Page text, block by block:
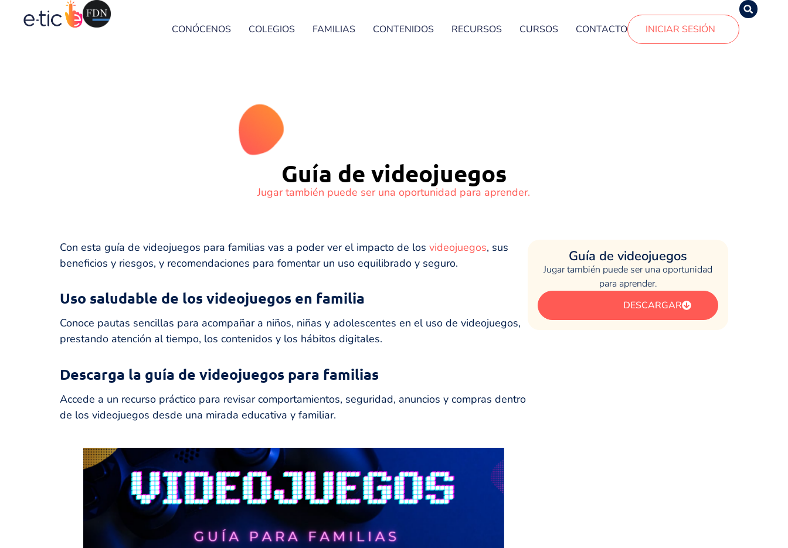
CONÓCENOS COLEGIOS FAMILIAS CONTENIDOS RECURSOS CURSOS CONTACTO INICIAR SESIÓN
Guía de videojuegos
Jugar también puede ser una oportunidad para aprender.
Con esta guía de videojuegos para familias vas a poder ver el impacto de los videojuegos, sus
beneficios y riesgos, y recomendaciones para fomentar un uso equilibrado y seguro.
Uso saludable de los videojuegos en familia
Conoce pautas sencillas para acompañar a niños, niñas y adolescentes en el uso de videojuegos,
prestando atención al tiempo, los contenidos y los hábitos digitales.
Descarga la guía de videojuegos para familias
Accede a un recurso práctico para revisar comportamientos, seguridad, anuncios y compras dentro
de los videojuegos desde una mirada educativa y familiar.
Guía de videojuegos
Jugar también puede ser una oportunidad
para aprender.
DESCARGAR